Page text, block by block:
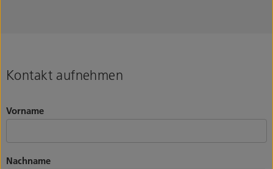
Kontakt aufnehmen
Vorname
Nachname